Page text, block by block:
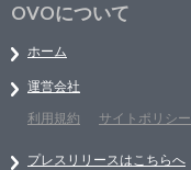
OVOについて
ホーム
運営会社
利用規約
サイトポリシー
プレスリリースはこちらへ